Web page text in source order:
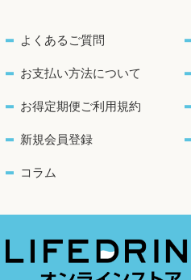
よくあるご質問
お支払い方法について
お得定期便ご利用規約
新規会員登録
コラム